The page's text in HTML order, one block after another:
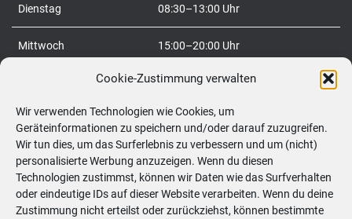
Cookie-Zustimmung verwalten
Wir verwenden Technologien wie Cookies, um
Geräteinformationen zu speichern und/oder darauf zuzugreifen.
Wir tun dies, um das Surferlebnis zu verbessern und um (nicht)
personalisierte Werbung anzuzeigen. Wenn du diesen
Technologien zustimmst, können wir Daten wie das Surfverhalten
oder eindeutige IDs auf dieser Website verarbeiten. Wenn du deine
Zustimmung nicht erteilst oder zurückziehst, können bestimmte
Dienstag 08:30–13:00 Uhr
Mittwoch 15:00–20:00 Uhr
08:30–20:00 Uhr
Freitag 08:30–20:00 Uhr
Samstag 09:00–12:00 Uhr
So geschlossen